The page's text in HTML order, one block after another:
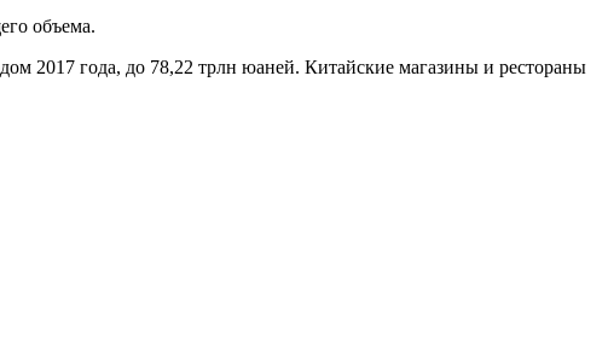
объема.
2017 года, до 78,22 трлн юаней. Китайские магазины и рестораны